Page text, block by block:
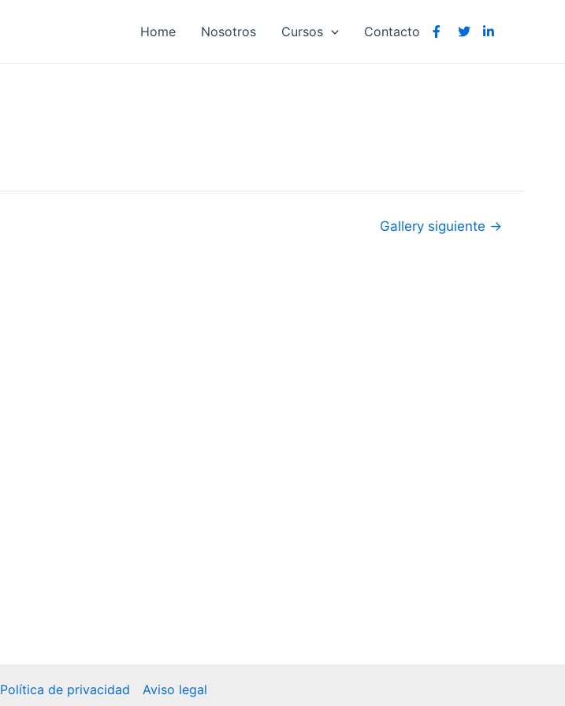
Home Nosotros Cursos Contacto
Gallery siguiente →
Política de privacidad Aviso legal